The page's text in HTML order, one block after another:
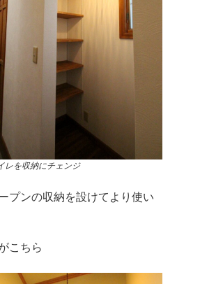
レを収納にチェンジ
プンの収納を設けてより使い
こちら